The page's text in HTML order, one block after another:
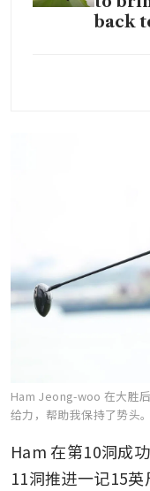
back
the
Ham Jeong-woo 在大胜
给力，帮助我保持了势头
Ham 在第10洞成
11洞推进一记15